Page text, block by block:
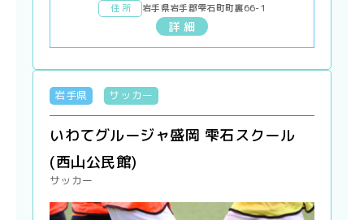
住 所 岩手県岩手郡雫石町町裏66-1
詳 細
岩手県 サッカー
いわてグルージャ盛岡 雫石スクール
(西山公民館)
サッカー